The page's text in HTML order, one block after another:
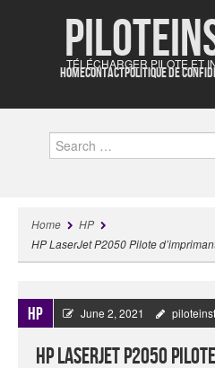
TÉLÉCHARGER PILOTE ET
HOMECONTACTPOLITIQUE DE
Search
Home
HP
HP LaserJet P2050 Pilote
HP June 2, 2021
HP LaserJet P2050